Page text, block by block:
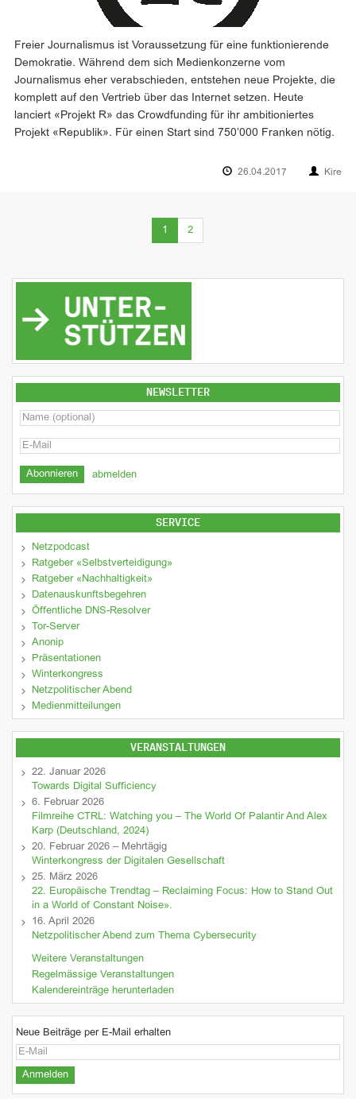
Freier Journalismus ist Voraussetzung für eine funktionierende
Demokratie. Während dem sich Medienkonzerne vom
Journalismus eher verabschieden, entstehen neue Projekte, die
komplett auf den Vertrieb über das Internet setzen. Heute
lanciert «Projekt R» das Crowdfunding für ihr ambitioniertes
Projekt «Republik». Für einen Start sind 750’000 Franken nötig.
26.04.2017 Kire
1 (current)
2
NEWSLETTER
abmelden
SERVICE
Netzpodcast
Ratgeber «Selbstverteidigung»
Ratgeber «Nachhaltigkeit»
Datenauskunftsbegehren
Öffentliche DNS-Resolver
Tor-Server
Anonip
Präsentationen
Winterkongress
Netzpolitischer Abend
Medienmitteilungen
VERANSTALTUNGEN
22. Januar 2026
Towards Digital Sufficiency
6. Februar 2026
Filmreihe CTRL: Watching you – The World Of Palantir And Alex
Karp (Deutschland, 2024)
20. Februar 2026 – Mehrtägig
Winterkongress der Digitalen Gesellschaft
25. März 2026
22. Europäische Trendtag – Reclaiming Focus: How to Stand Out
in a World of Constant Noise».
16. April 2026
Netzpolitischer Abend zum Thema Cybersecurity
Weitere Veranstaltungen
Regelmässige Veranstaltungen
Kalendereinträge herunterladen
Neue Beiträge per E-Mail erhalten